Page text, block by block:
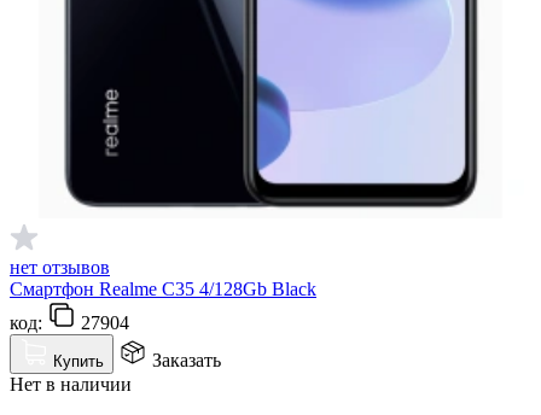
нет отзывов
Смартфон Realme C35 4/128Gb Black
код:
27904
Купить
Заказать
Нет в наличии